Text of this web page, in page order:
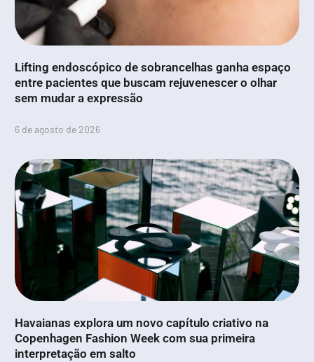
Lifting endoscópico de sobrancelhas ganha espaço
entre pacientes que buscam rejuvenescer o olhar
sem mudar a expressão
6 de agosto de 2026
Havaianas explora um novo capítulo criativo na
Copenhagen Fashion Week com sua primeira
interpretação em salto